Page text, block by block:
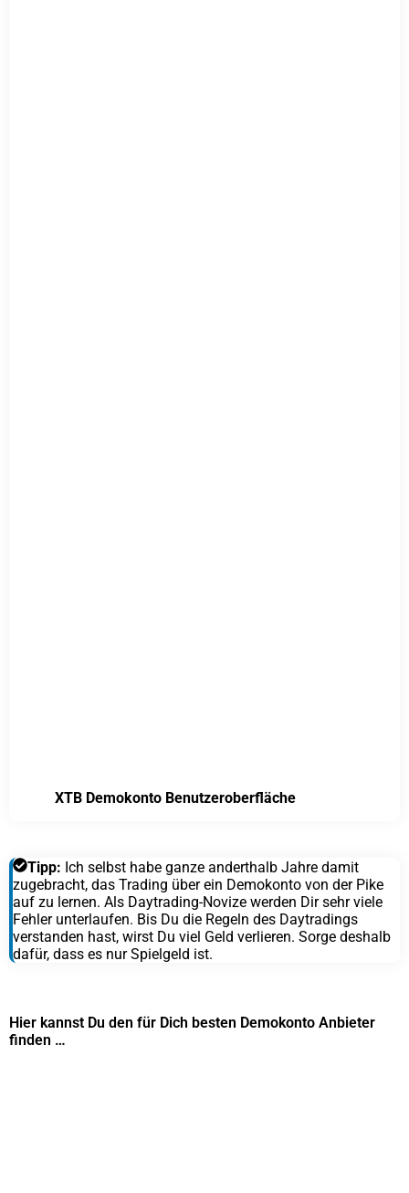
XTB Demokonto Benutzeroberfläche
Tipp: Ich selbst habe ganze anderthalb Jahre damit
zugebracht, das Trading über ein Demokonto von der Pike
auf zu lernen. Als Daytrading-Novize werden Dir sehr viele
Fehler unterlaufen. Bis Du die Regeln des Daytradings
verstanden hast, wirst Du viel Geld verlieren. Sorge deshalb
dafür, dass es nur Spielgeld ist.
Hier kannst Du den für Dich besten Demokonto Anbieter
finden …